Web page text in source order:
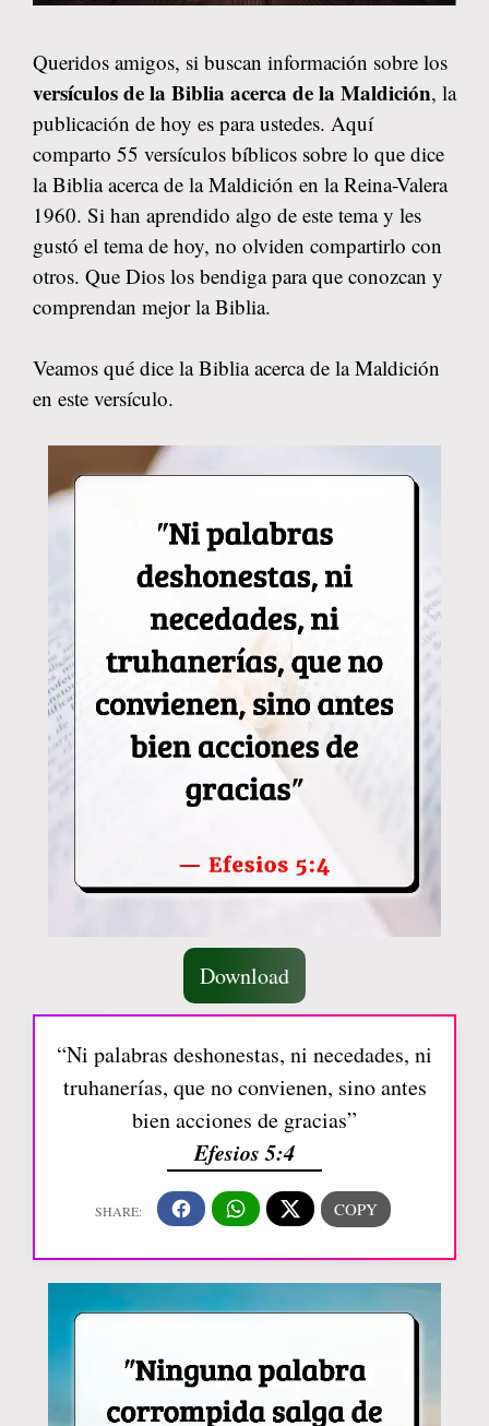
Queridos amigos, si buscan información sobre los
versículos de la Biblia acerca de la Maldición, la
publicación de hoy es para ustedes. Aquí
comparto 55 versículos bíblicos sobre lo que dice
la Biblia acerca de la Maldición en la Reina-Valera
1960. Si han aprendido algo de este tema y les
gustó el tema de hoy, no olviden compartirlo con
otros. Que Dios los bendiga para que conozcan y
comprendan mejor la Biblia.
Veamos qué dice la Biblia acerca de la Maldición
en este versículo.
Download
“Ni palabras deshonestas, ni necedades, ni
truhanerías, que no convienen, sino antes
bien acciones de gracias”
Efesios 5:4